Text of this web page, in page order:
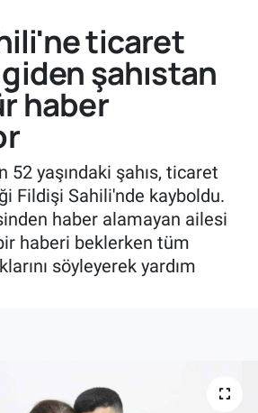
ticaret
şahıstan
haber
52 yaşındaki şahıs, ticaret
Fildişi Sahili'nde kayboldu.
haber alamayan ailesi
haberi beklerken tüm
söyleyerek yardım
Durumu ve Fikstür